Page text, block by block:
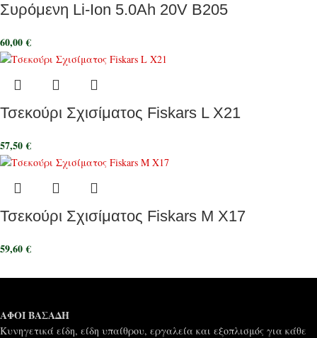
Συρόμενη Li-Ion 5.0Ah 20V B205
60,00€
Τσεκούρι Σχισίματος Fiskars L X21
57,50€
Τσεκούρι Σχισίματος Fiskars M X17
59,60€
ΑΦΟΙ ΒΑΣΑΔΗ
Κυνηγετικά είδη, είδη υπαίθρου, εργαλεία και εξοπλισμός για κάθε